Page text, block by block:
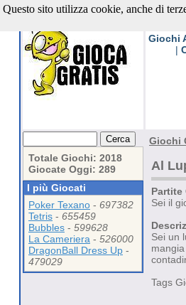
Giochi
Giochi
|
Totale Giochi: 2018
Giocate Oggi: 289
I più Giocati
Poker Texano - 697382
Tetris - 655459
Bubbles - 599628
La Cameriera - 526000
DragonBall Dress Up -
479029
Giochi
Al
Partite
Sei il
Sei un
Tags
Questo sito utilizza cookie, anche di